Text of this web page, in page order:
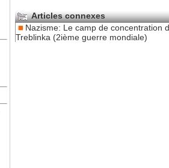
Articles connexes
Nazisme: Le camp de concentration
Treblinka (2ième guerre mondiale)